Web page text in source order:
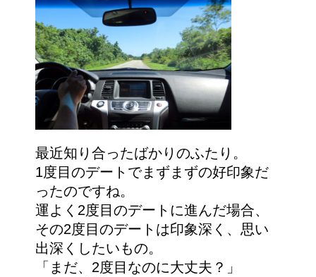
最近知り合ったばかりのふたり。
1度目のデートでまずまずの好印象だ
ったのですね。
運よく2度目のデートに進んだ場合、
その2度目のデートは印象深く、思い
出深くしたいもの。
「まだ、2度目なのに大丈夫？」